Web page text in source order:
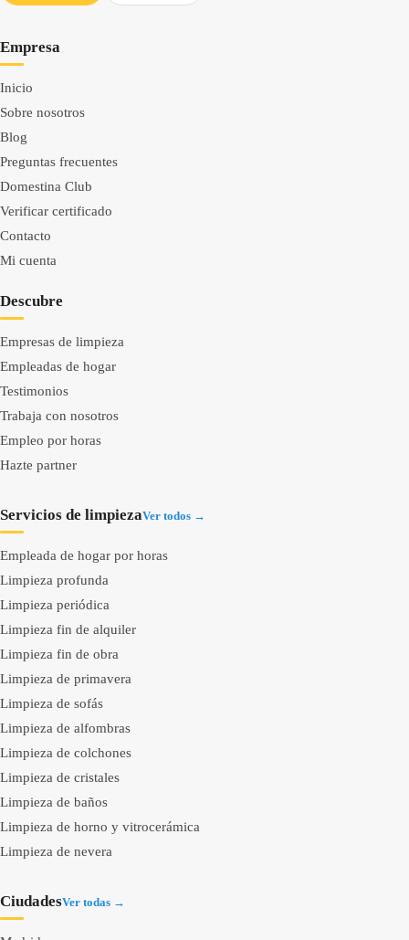
Empresa
Inicio
Sobre nosotros
Blog
Preguntas frecuentes
Domestina Club
Verificar certificado
Contacto
Mi cuenta
Descubre
Empresas de limpieza
Empleadas de hogar
Testimonios
Trabaja con nosotros
Empleo por horas
Hazte partner
Servicios de limpiezaVer todos →
Empleada de hogar por horas
Limpieza profunda
Limpieza periódica
Limpieza fin de alquiler
Limpieza fin de obra
Limpieza de primavera
Limpieza de sofás
Limpieza de alfombras
Limpieza de colchones
Limpieza de cristales
Limpieza de baños
Limpieza de horno y vitrocerámica
Limpieza de nevera
CiudadesVer todas →